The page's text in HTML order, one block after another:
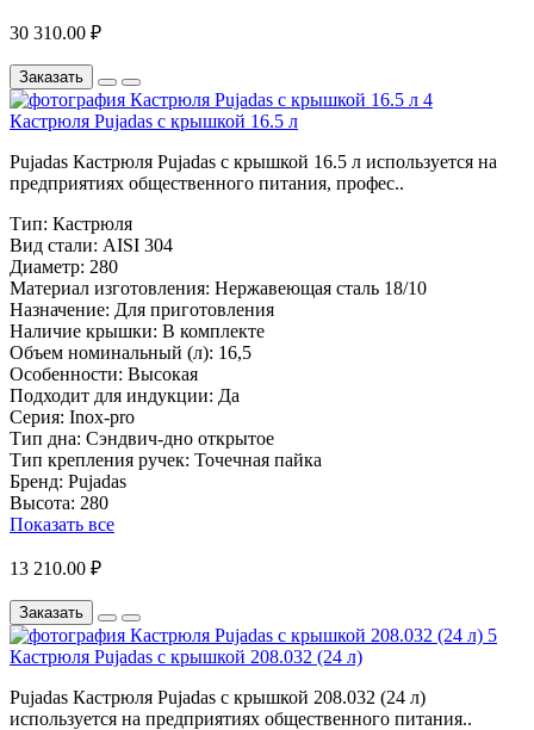
30 310.00 ₽
Заказать
Кастрюля Pujadas с крышкой 16.5 л
Pujadas Кастрюля Pujadas с крышкой 16.5 л используется на
предприятиях общественного питания, профес..
Тип: Кастрюля
Вид стали: AISI 304
Диаметр: 280
Материал изготовления: Нержавеющая сталь 18/10
Назначение: Для приготовления
Наличие крышки: В комплекте
Объем номинальный (л): 16,5
Особенности: Высокая
Подходит для индукции: Да
Серия: Inox-pro
Тип дна: Сэндвич-дно открытое
Тип крепления ручек: Точечная пайка
Бренд: Pujadas
Высота: 280
Показать все
13 210.00 ₽
Заказать
Кастрюля Pujadas с крышкой 208.032 (24 л)
Pujadas Кастрюля Pujadas с крышкой 208.032 (24 л)
используется на предприятиях общественного питания..